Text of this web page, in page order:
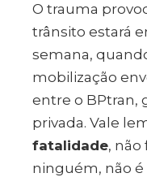
O trauma
trânsito estará
semana,
mobilização
entre o BPtran,
privada. Vale
fatalidade, não
ninguém, não é